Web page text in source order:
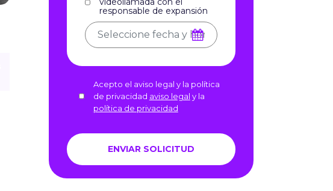
responsable de expansión
Acepto el aviso legal y la política
de privacidad aviso legal y la
política de privacidad